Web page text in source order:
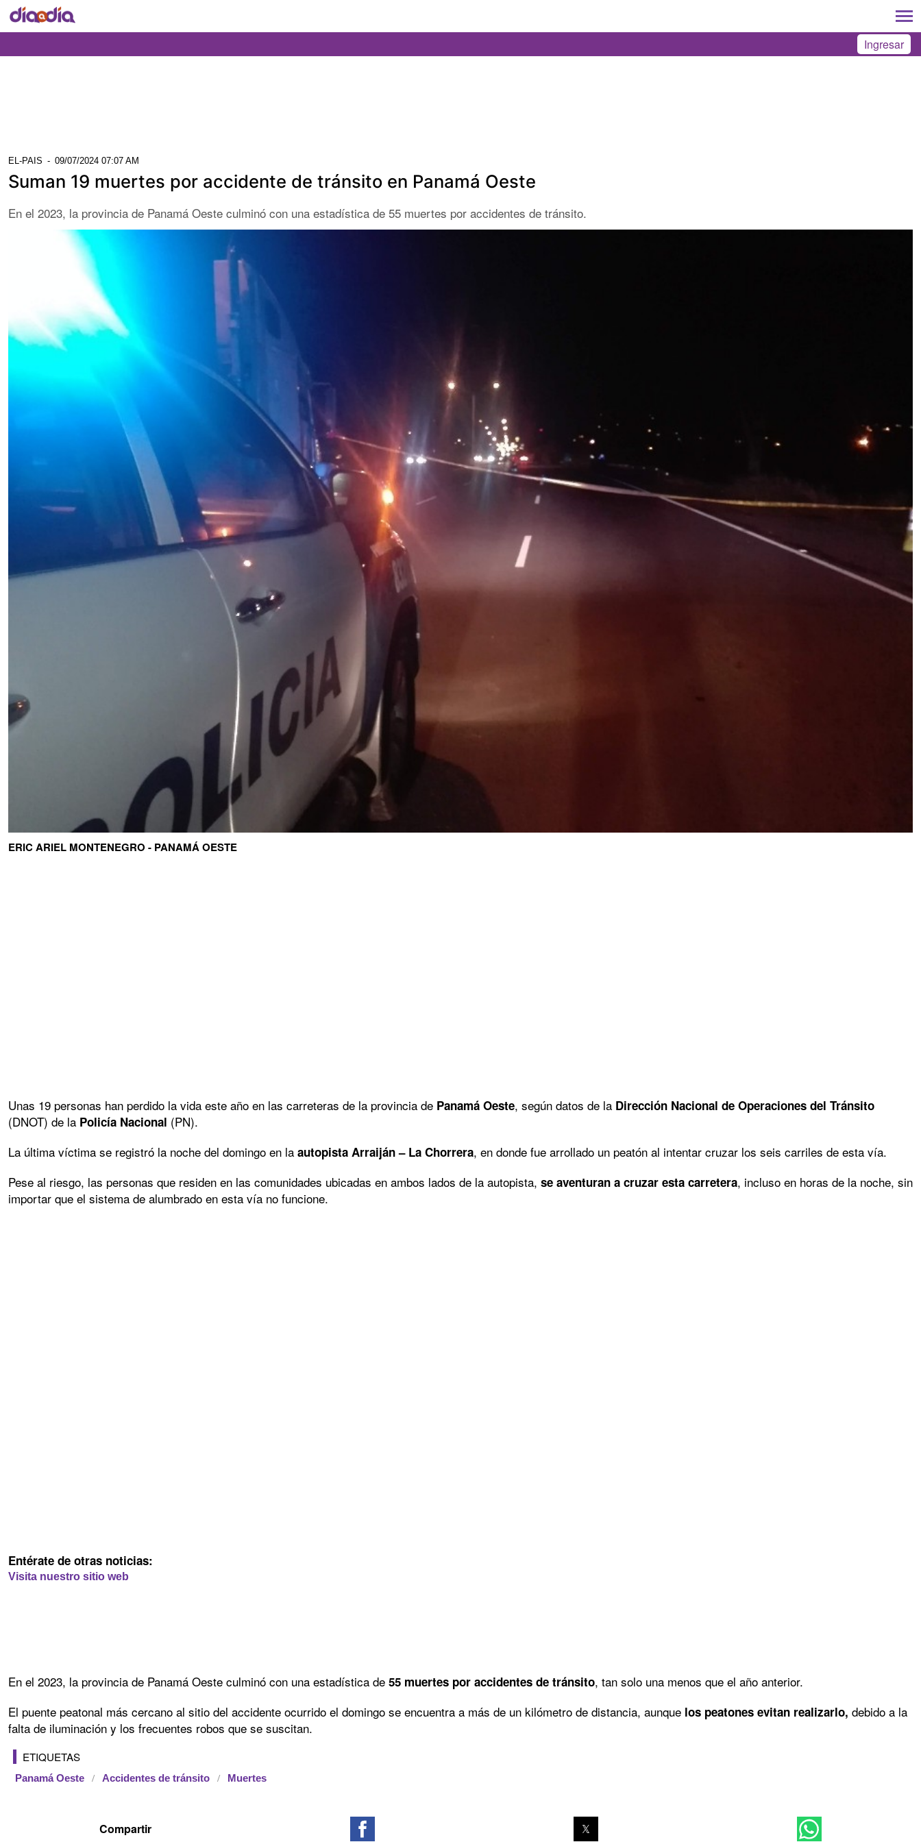
Ingresar
EL-PAIS - 09/07/2024 07:07 AM
Suman 19 muertes por accidente de tránsito en Panamá Oeste
En el 2023, la provincia de Panamá Oeste culminó con una estadística de 55 muertes por accidentes de tránsito.
ERIC ARIEL MONTENEGRO - PANAMÁ OESTE
Unas 19 personas han perdido la vida este año en las carreteras de la provincia de Panamá Oeste, según datos de la Dirección Nacional de Operaciones del Tránsito
(DNOT) de la Policía Nacional (PN).
La última víctima se registró la noche del domingo en la autopista Arraiján – La Chorrera, en donde fue arrollado un peatón al intentar cruzar los seis carriles de esta vía.
Pese al riesgo, las personas que residen en las comunidades ubicadas en ambos lados de la autopista, se aventuran a cruzar esta carretera, incluso en horas de la noche, sin
importar que el sistema de alumbrado en esta vía no funcione.
Entérate de otras noticias:
Visita nuestro sitio web
En el 2023, la provincia de Panamá Oeste culminó con una estadística de 55 muertes por accidentes de tránsito, tan solo una menos que el año anterior.
El puente peatonal más cercano al sitio del accidente ocurrido el domingo se encuentra a más de un kilómetro de distancia, aunque los peatones evitan realizarlo, debido a la
falta de iluminación y los frecuentes robos que se suscitan.
ETIQUETAS
Panamá Oeste Accidentes de tránsito Muertes